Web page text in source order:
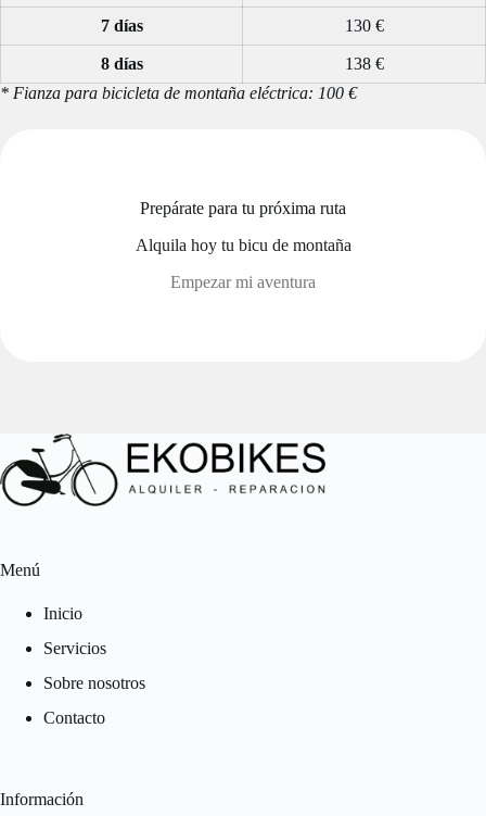
7 días 130 €
8 días
138 €
* Fianza para bicicleta de montaña eléctrica: 100 €
Prepárate para tu próxima ruta
Alquila hoy tu bicu de montaña
Empezar mi aventura
Menú
Inicio
Servicios
Sobre nosotros
Contacto
Información